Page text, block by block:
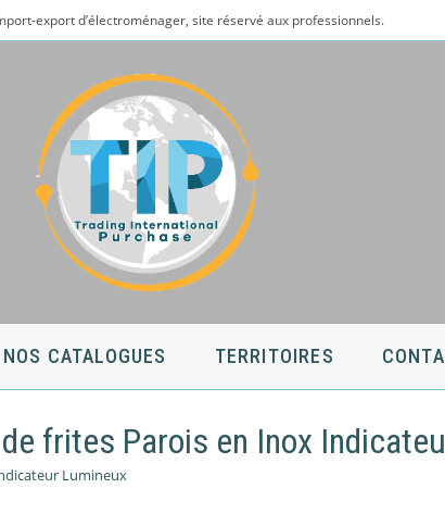
export d’électroménager, site réservé aux professionnels.
NOS CATALOGUES TERRITOIRES
frites Parois en Inox
Lumineux